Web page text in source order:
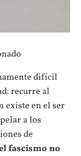
difícil
recurre al
existe en el ser
a los
de
fascismo no